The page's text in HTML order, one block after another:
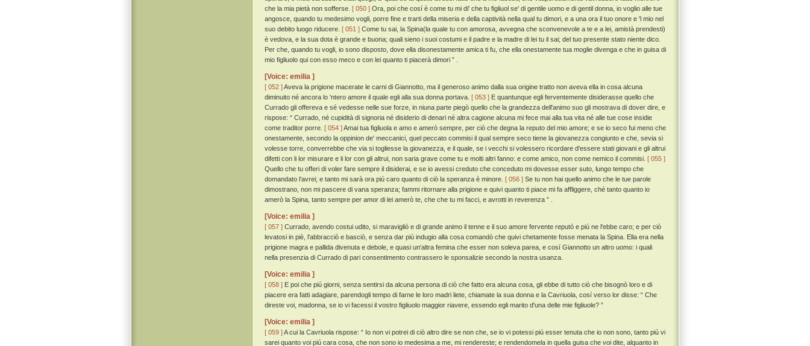
che la mia pietà non sofferse. [ 050 ] Ora, poi che cosí è come tu mi di' che tu figliuol se' di gentile uomo e di gentil donna, io voglio alle tue
angosce, quando tu medesimo vogli, porre fine e trarti della miseria e della captività nella qual tu dimori, e a una ora il tuo onore e 'l mio nel
suo debito luogo riducere. [ 051 ] Come tu sai, la Spina(la quale tu con amorosa, avvegna che sconvenevole a te e a lei, amistà prendesti)
è vedova, e la sua dota è grande e buona; quali sieno i suoi costumi e il padre e la madre di lei tu il sai; del tuo presente stato niente dico.
Per che, quando tu vogli, io sono disposto, dove ella disonestamente amica ti fu, che ella onestamente tua moglie divenga e che in guisa di
mio figliuolo qui con esso meco e con lei quanto ti piacerà dimori ” .
[Voice: emilia ]
[ 052 ]Aveva la prigione macerate le carni di Giannotto, ma il generoso animo dalla sua origine tratto non aveva ella in cosa alcuna
diminuito né ancora lo 'ntero amore il quale egli alla sua donna portava. [ 053 ] E quantunque egli ferventemente disiderasse quello che
Currado gli offereva e sé vedesse nelle sue forze, in niuna parte piegò quello che la grandezza dell'animo suo gli mostrava di dover dire, e
rispose: “ Currado, né cupidità di signoria né disiderio di denari né altra cagione alcuna mi fece mai alla tua vita né alle tue cose insidie
come traditor porre. [ 054 ]Amai tua figliuola e amo e amerò sempre, per ciò che degna la reputo del mio amore; e se io seco fui meno che
onestamente, secondo la oppinion de' meccanici, quel peccato commisi il qual sempre seco tiene la giovanezza congiunto e che, sevia si
volesse torre, converrebbe che via si togliesse la giovanezza, e il quale, se i vecchi si volessero ricordare d'essere stati giovani e gli altrui
difetti con li lor misurare e li lor con gli altrui, non saria grave come tu e molti altri fanno: e come amico, non come nemico il commisi. [ 055 ]
Quello che tu offeri di voler fare sempre il disiderai, e se io avessi creduto che conceduto mi dovesse esser suto, lungo tempo che
domandato l'avrei; e tanto mi sarà ora piú caro quanto di ciò la speranza è minore. [ 056 ] Se tu non hai quello animo che le tue parole
dimostrano, non mi pascere di vana speranza; fammi ritornare alla prigione e quivi quanto ti piace mi fa affliggere, ché tanto quanto io
amerò la Spina, tanto sempre per amor di lei amerò te, che che tu mi facci, e avrotti in reverenza ” .
[Voice: emilia ]
[ 057 ] Currado, avendo costui udito, si maravigliò e di grande animo il tenne e il suo amore fervente reputò e piú ne l'ebbe caro; e per ciò
levatosi in piè, l'abbracciò e basciò, e senza dar piú indugio alla cosa comandò che quivi chetamente fosse menata la Spina. Ella era nella
prigione magra e pallida divenuta e debole, e quasi un'altra femina che esser non soleva parea, e cosí Giannotto un altro uomo: i quali
nella presenzia di Currado di pari consentimento contrassero le sponsalizie secondo la nostra usanza.
[Voice: emilia ]
[ 058 ] E poi che piú giorni, senza sentirsi da alcuna persona di ciò che fatto era alcuna cosa, gli ebbe di tutto ciò che bisognò loro e di
piacere era fatti adagiare, parendogli tempo di farne le loro madri liete, chiamate la sua donna e la Cavriuola, cosí verso lor disse: “ Che
direste voi, madonna, se io vi facessi il vostro figliuolo maggior riavere, essendo egli marito d'una delle mie figliuole? ”
[Voice: emilia ]
[ 059 ]A cui la Cavriuola rispose: “ Io non vi potrei di ciò altro dire se non che, se io vi potessi piú esser tenuta che io non sono, tanto piú vi
sarei quanto voi piú cara cosa, che non sono io medesima a me, mi rendereste; e rendendomela in quella guisa che voi dite, alquanto in